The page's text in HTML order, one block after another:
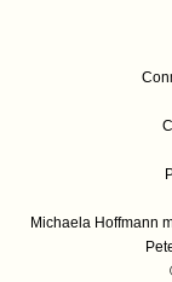
Michaela Hoffmann